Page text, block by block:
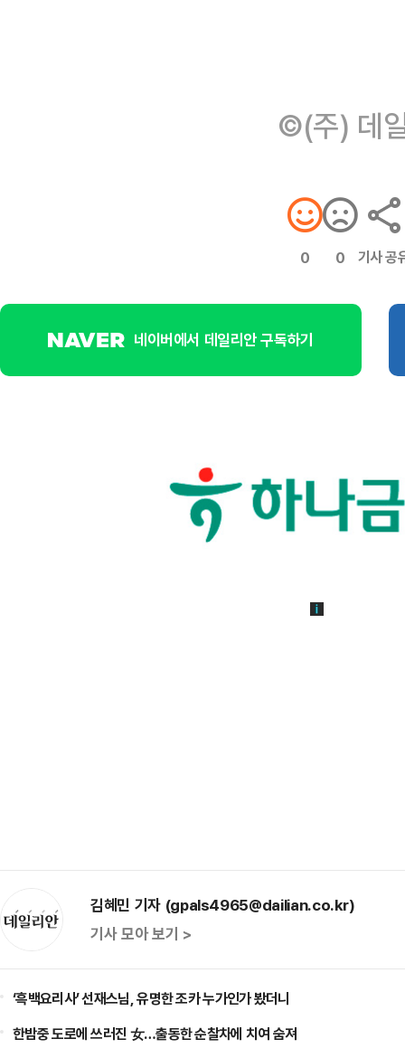
©(주) 데
0 0 기사 공
네이버에서 데일리안 구독하기
김혜민 기자 (gpals4965@dailian.co.kr)
기사 모아 보기 >
‘흑백요리사’ 선재스님, 유명한 조카 누가인가 봤더니
한밤중 도로에 쓰러진 女…출동한 순찰차에 치여 숨져